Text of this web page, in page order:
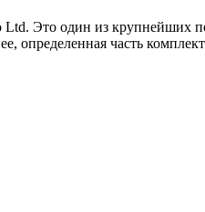
Ltd. Это один из крупнейших
определенная часть